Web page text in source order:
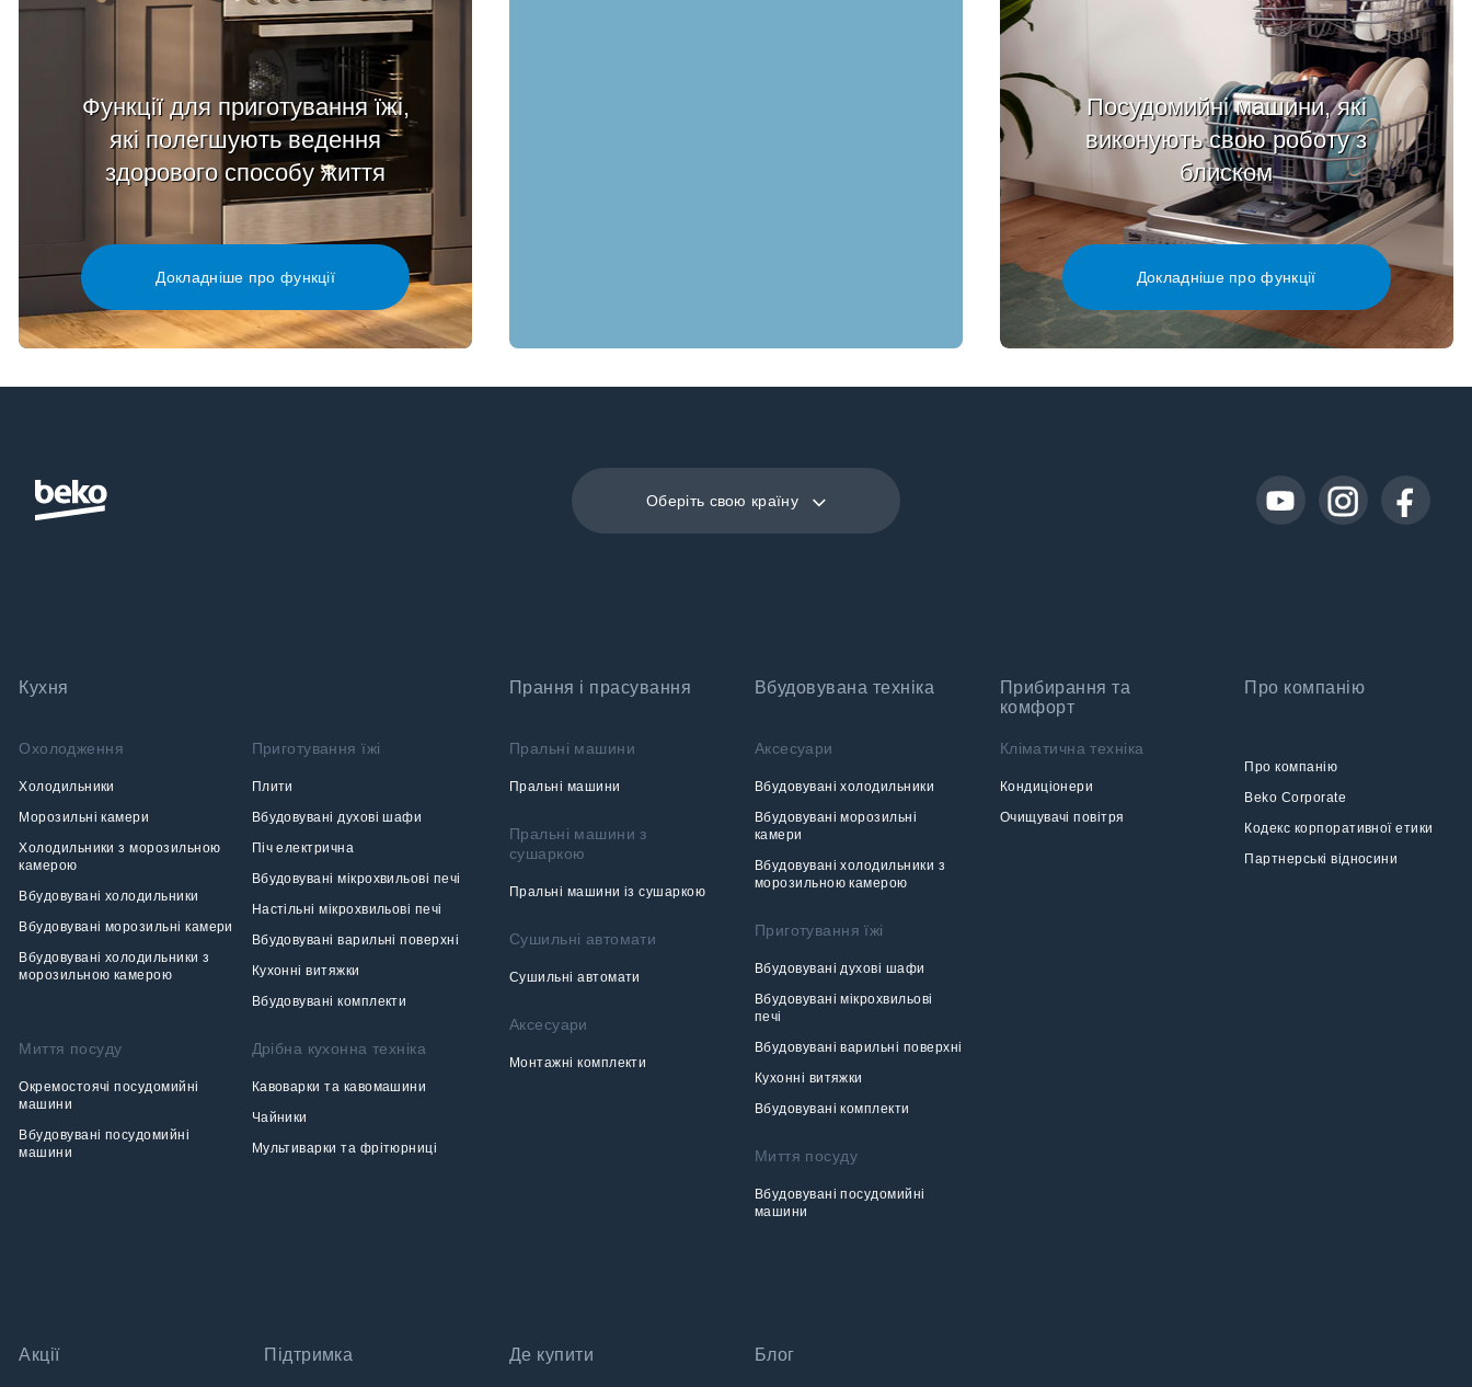
Функції для приготування їжі,
які полегшують ведення
здорового способу життя
Докладніше про функції
Посудомийні машини, які
виконують свою роботу з
блиском
Докладніше про функції
Оберіть свою країну
Кухня
Охолодження
Холодильники
Морозильні камери
Холодильники з морозильною
камерою
Вбудовувані холодильники
Вбудовувані морозильні камери
Вбудовувані холодильники з
морозильною камерою
Приготування їжі
Плити
Вбудовувані духові шафи
Піч електрична
Вбудовувані мікрохвильові печі
Настільні мікрохвильові печі
Вбудовувані варильні поверхні
Кухонні витяжки
Вбудовувані комплекти
Миття посуду
Окремостоячі посудомийні
машини
Вбудовувані посудомийні
машини
Дрібна кухонна техніка
Кавоварки та кавомашини
Чайники
Мультиварки та фрітюрниці
Прання і прасування
Пральні машини
Пральні машини
Пральні машини з
сушаркою
Пральні машини із сушаркою
Сушильні автомати
Сушильні автомати
Аксесуари
Монтажні комплекти
Вбудовувана техніка
Аксесуари
Вбудовувані холодильники
Вбудовувані морозильні
камери
Вбудовувані холодильники з
морозильною камерою
Приготування їжі
Вбудовувані духові шафи
Вбудовувані мікрохвильові
печі
Вбудовувані варильні поверхні
Кухонні витяжки
Вбудовувані комплекти
Миття посуду
Вбудовувані посудомийні
машини
Прибирання та
комфорт
Кліматична техніка
Кондиціонери
Очищувачі повітря
Про компанію
Про компанію
Beko Corporate
Кодекс корпоративної етики
Партнерські відносини
Акції Підтримка Де купити Блог